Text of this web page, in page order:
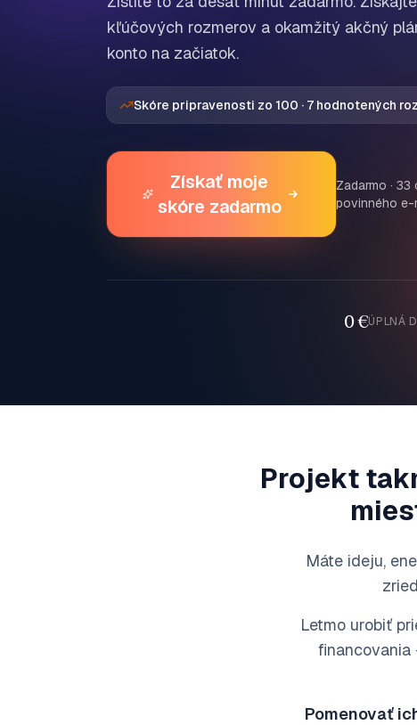
kľúčových rozmerov a okamžitý akčný
konto na začiatok.
Skóre pripravenosti zo 100 · 7 hodnotených
Získať moje
skóre zadarmo
Zadarmo ·
povinného e-
0 €ÚPLNÁ
Projekt
Máte ideju,
Letmo urobiť
Pomenovať